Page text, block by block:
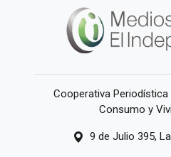
Cooperativa Periodística
Consumo y
9 de Julio 395,